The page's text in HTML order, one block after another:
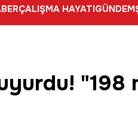
ÇALIŞMA HAYATIGÜNDEM
"198